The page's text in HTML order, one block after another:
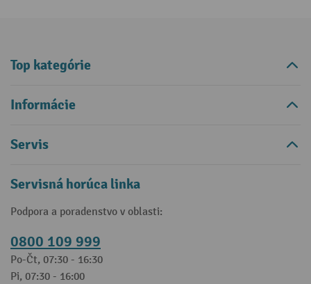
Top kategórie
Informácie
Servis
Servisná horúca linka
Podpora a poradenstvo v oblasti:
0800 109 999
Po-Čt, 07:30 - 16:30
Pi, 07:30 - 16:00